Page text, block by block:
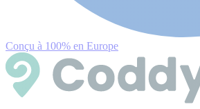
Conçu à 100% en Europe